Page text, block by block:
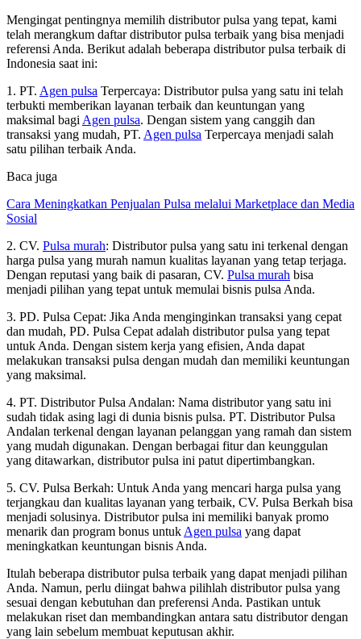
Mengingat pentingnya memilih distributor pulsa yang tepat, kami
telah merangkum daftar distributor pulsa terbaik yang bisa menjadi
referensi Anda. Berikut adalah beberapa distributor pulsa terbaik di
Indonesia saat ini:
1. PT. Agen pulsa Terpercaya: Distributor pulsa yang satu ini telah
terbukti memberikan layanan terbaik dan keuntungan yang
maksimal bagi Agen pulsa. Dengan sistem yang canggih dan
transaksi yang mudah, PT. Agen pulsa Terpercaya menjadi salah
satu pilihan terbaik Anda.
Baca juga
Cara Meningkatkan Penjualan Pulsa melalui Marketplace dan Media
Sosial
2. CV. Pulsa murah: Distributor pulsa yang satu ini terkenal dengan
harga pulsa yang murah namun kualitas layanan yang tetap terjaga.
Dengan reputasi yang baik di pasaran, CV. Pulsa murah bisa
menjadi pilihan yang tepat untuk memulai bisnis pulsa Anda.
3. PD. Pulsa Cepat: Jika Anda menginginkan transaksi yang cepat
dan mudah, PD. Pulsa Cepat adalah distributor pulsa yang tepat
untuk Anda. Dengan sistem kerja yang efisien, Anda dapat
melakukan transaksi pulsa dengan mudah dan memiliki keuntungan
yang maksimal.
4. PT. Distributor Pulsa Andalan: Nama distributor yang satu ini
sudah tidak asing lagi di dunia bisnis pulsa. PT. Distributor Pulsa
Andalan terkenal dengan layanan pelanggan yang ramah dan sistem
yang mudah digunakan. Dengan berbagai fitur dan keunggulan
yang ditawarkan, distributor pulsa ini patut dipertimbangkan.
5. CV. Pulsa Berkah: Untuk Anda yang mencari harga pulsa yang
terjangkau dan kualitas layanan yang terbaik, CV. Pulsa Berkah bisa
menjadi solusinya. Distributor pulsa ini memiliki banyak promo
menarik dan program bonus untuk Agen pulsa yang dapat
meningkatkan keuntungan bisnis Anda.
Itulah beberapa distributor pulsa terbaik yang dapat menjadi pilihan
Anda. Namun, perlu diingat bahwa pilihlah distributor pulsa yang
sesuai dengan kebutuhan dan preferensi Anda. Pastikan untuk
melakukan riset dan membandingkan antara satu distributor dengan
yang lain sebelum membuat keputusan akhir.